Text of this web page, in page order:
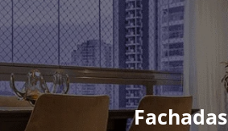
Fachadas